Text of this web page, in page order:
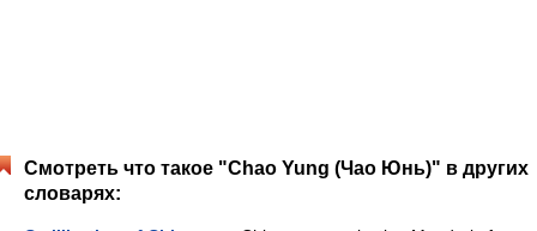
Смотреть что такое "Chao Yung (Чао Юнь)" в других
словарях: